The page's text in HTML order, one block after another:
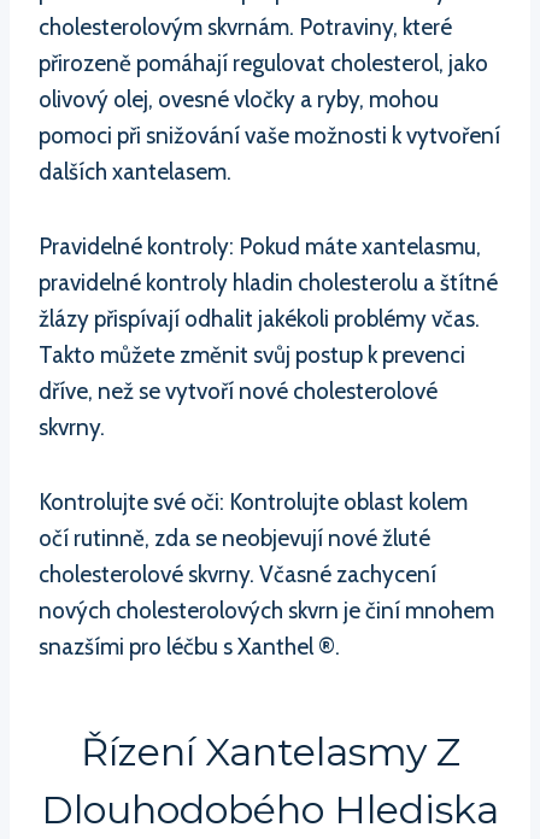
cholesterolovým skvrnám. Potraviny, které
přirozeně pomáhají regulovat cholesterol, jako
olivový olej, ovesné vločky a ryby, mohou
pomoci při snižování vaše možnosti k vytvoření
dalších xantelasem.
Pravidelné kontroly: Pokud máte xantelasmu,
pravidelné kontroly hladin cholesterolu a štítné
žlázy přispívají odhalit jakékoli problémy včas.
Takto můžete změnit svůj postup k prevenci
dříve, než se vytvoří nové cholesterolové
skvrny.
Kontrolujte své oči: Kontrolujte oblast kolem
očí rutinně, zda se neobjevují nové žluté
cholesterolové skvrny. Včasné zachycení
nových cholesterolových skvrn je činí mnohem
snazšími pro léčbu s Xanthel ®.
Řízení Xantelasmy Z
Dlouhodobého Hlediska